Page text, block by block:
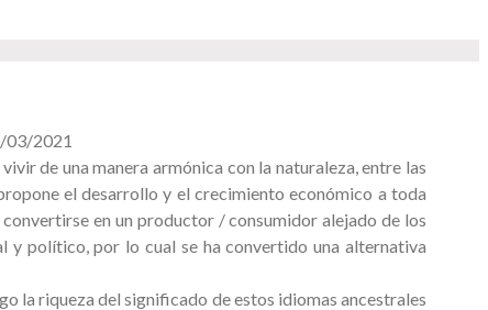
03/2021
de una manera armónica con la naturaleza, entre las
el desarrollo y el crecimiento económico a toda
en un productor / consumidor alejado de los
y político, por lo cual se ha convertido una alternativa
la riqueza del significado de estos idiomas ancestrales